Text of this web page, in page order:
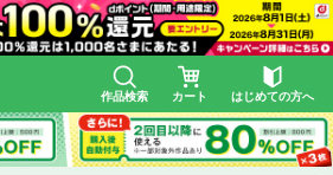
作品検索 カート はじめての方へ